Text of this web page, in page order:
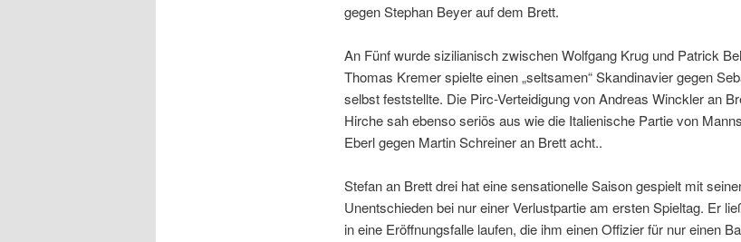
gegen Stephan Beyer auf dem Brett.
An Fünf wurde sizilianisch zwischen Wolfgang Krug und Patrick
Thomas Kremer spielte einen „seltsamen“ Skandinavier gegen
selbst feststellte. Die Pirc-Verteidigung von Andreas Winckler an
Hirche sah ebenso seriös aus wie die Italienische Partie von
Eberl gegen Martin Schreiner an Brett acht..
Stefan an Brett drei hat eine sensationelle Saison gespielt mit
Unentschieden bei nur einer Verlustpartie am ersten Spieltag. Er
in eine Eröffnungsfalle laufen, die ihm einen Offizier für nur einen